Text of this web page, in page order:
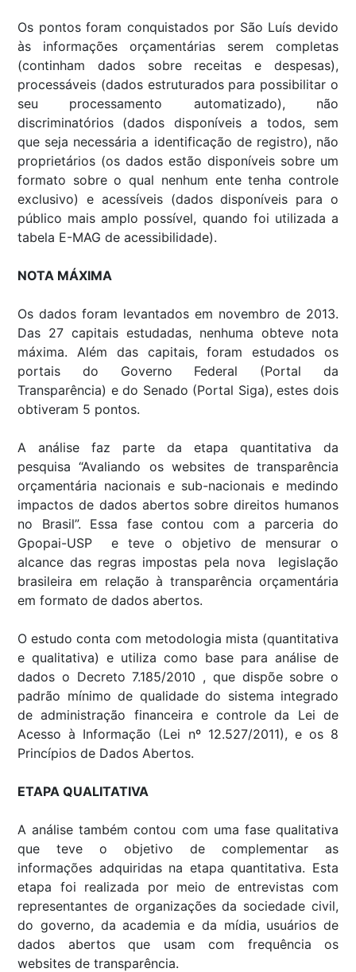
Os pontos foram conquistados por São Luís devido
às informações orçamentárias serem completas
(continham dados sobre receitas e despesas),
processáveis (dados estruturados para possibilitar o
seu processamento automatizado), não
discriminatórios (dados disponíveis a todos, sem
que seja necessária a identificação de registro), não
proprietários (os dados estão disponíveis sobre um
formato sobre o qual nenhum ente tenha controle
exclusivo) e acessíveis (dados disponíveis para o
público mais amplo possível, quando foi utilizada a
tabela E-MAG de acessibilidade).
NOTA MÁXIMA
Os dados foram levantados em novembro de 2013.
Das 27 capitais estudadas, nenhuma obteve nota
máxima. Além das capitais, foram estudados os
portais do Governo Federal (Portal da
Transparência) e do Senado (Portal Siga), estes dois
obtiveram 5 pontos.
A análise faz parte da etapa quantitativa da
pesquisa “Avaliando os websites de transparência
orçamentária nacionais e sub-nacionais e medindo
impactos de dados abertos sobre direitos humanos
no Brasil”. Essa fase contou com a parceria do
Gpopai-USP e teve o objetivo de mensurar o
alcance das regras impostas pela nova legislação
brasileira em relação à transparência orçamentária
em formato de dados abertos.
O estudo conta com metodologia mista (quantitativa
e qualitativa) e utiliza como base para análise de
dados o Decreto 7.185/2010 , que dispõe sobre o
padrão mínimo de qualidade do sistema integrado
de administração financeira e controle da Lei de
Acesso à Informação (Lei nº 12.527/2011), e os 8
Princípios de Dados Abertos.
ETAPA QUALITATIVA
A análise também contou com uma fase qualitativa
que teve o objetivo de complementar as
informações adquiridas na etapa quantitativa. Esta
etapa foi realizada por meio de entrevistas com
representantes de organizações da sociedade civil,
do governo, da academia e da mídia, usuários de
dados abertos que usam com frequência os
websites de transparência.